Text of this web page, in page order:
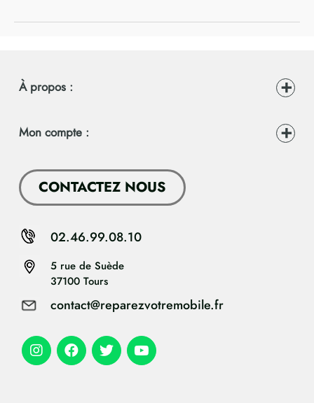
À propos :
Mon compte :
CONTACTEZ NOUS
5 rue de Suède
37100 Tours
contact@reparezvotremobile.fr
02.46.99.08.10